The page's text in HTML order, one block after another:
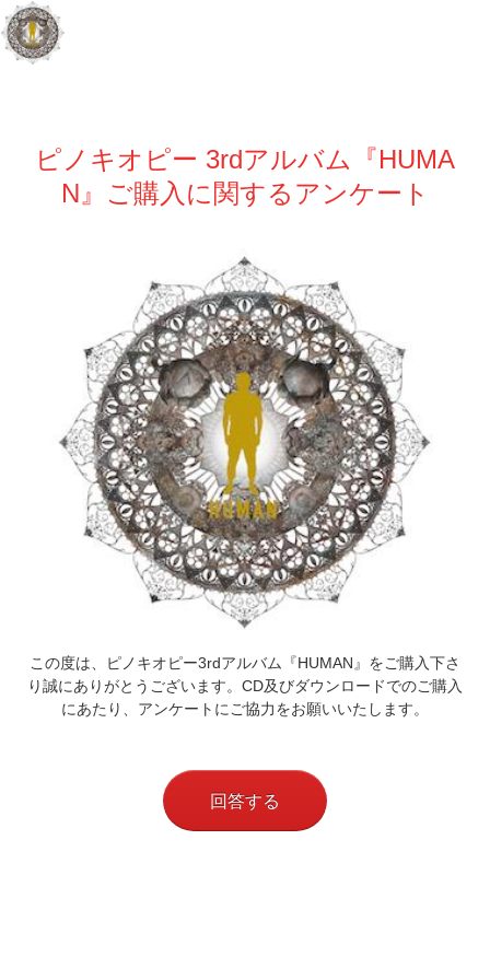
ピノキオピー 3rdアルバム『HUMA
N』ご購入 に関する アンケート
この度は、ピノキオピー3rdアルバム『HUMAN』をご購入下さ
り誠にありがとうございます。CD及びダウンロードでのご購入
にあたり、アンケートにご協力をお願いいたします。
回答する